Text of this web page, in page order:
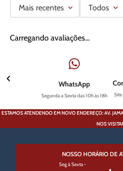
Mais recentes Todos
Carregando avaliações…
WhatsApp
Segunda a Sexta das 10h às 18h
ESTAMOS ATENDENDO EM NOVO ENDEREÇO: AV.
NOS
NOSSO HORÁRIO DE
Seg à Sexta -